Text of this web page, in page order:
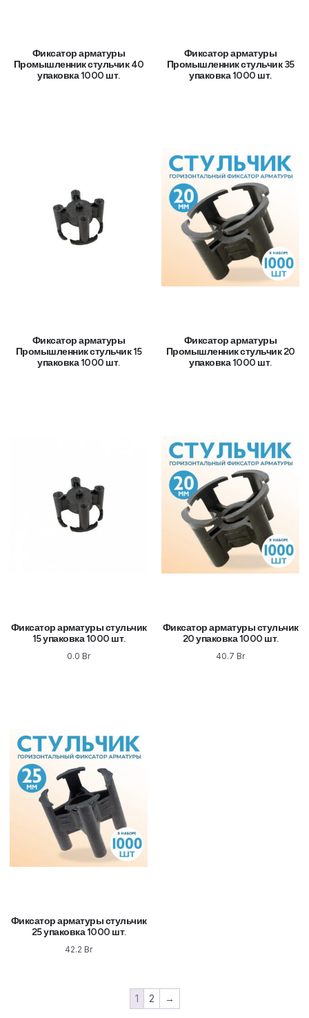
Фиксатор арматуры
Промышленник стульчик 40
упаковка 1000 шт.
Фиксатор арматуры
Промышленник стульчик 35
упаковка 1000 шт.
Фиксатор арматуры
Промышленник стульчик 15
упаковка 1000 шт.
Фиксатор арматуры
Промышленник стульчик 20
упаковка 1000 шт.
Фиксатор арматуры стульчик
15 упаковка 1000 шт.
0.0 Br
Фиксатор арматуры стульчик
20 упаковка 1000 шт.
40.7 Br
Фиксатор арматуры стульчик
25 упаковка 1000 шт.
42.2 Br
1 2 →